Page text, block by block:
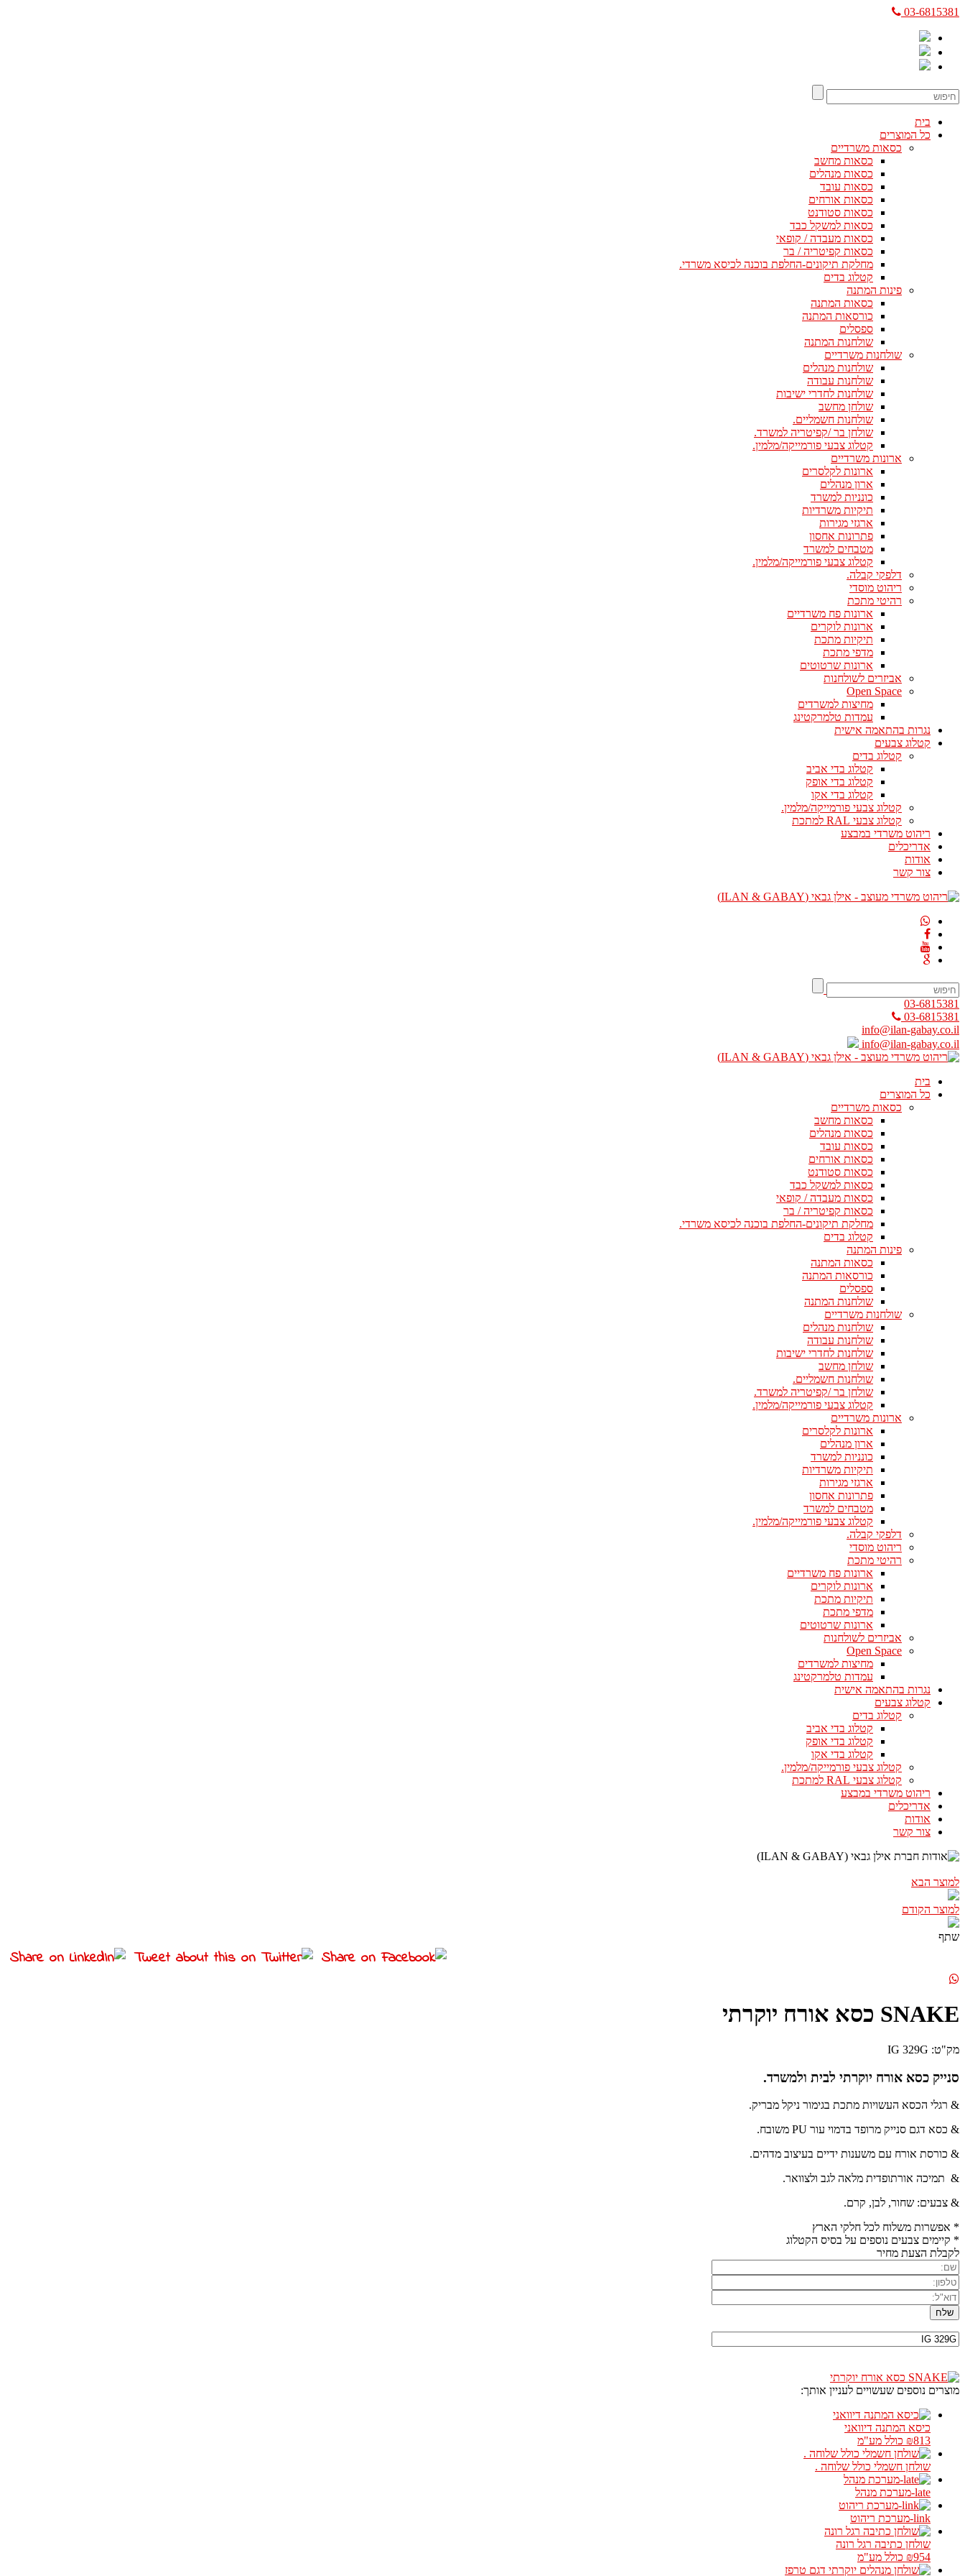
03-6815381
בית
כל המוצרים
כסאות משרדיים
כסאות מחשב
כסאות מנהלים
כסאות עובד
כסאות אורחים
כסאות סטודנט
כסאות למשקל כבד
כסאות מעבדה / קופאי
כסאות קפיטריה / בר
מחלקת תיקונים-החלפת בוכנה לכיסא משרדי.
קטלוג בדים
פינות המתנה
כסאות המתנה
כורסאות המתנה
ספסלים
שולחנות המתנה
שולחנות משרדיים
שולחנות מנהלים
שולחנות עבודה
שולחנות לחדרי ישיבות
שולחן מחשב
שולחנות חשמליים.
שולחן בר /קפיטריה למשרד.
קטלוג צבעי פורמייקה/מלמין.
ארונות משרדיים
ארונות לקלסרים
ארון מנהלים
כונניות למשרד
תיקיות משרדיות
ארגזי מגירות
פתרונות אחסון
מטבחים למשרד
קטלוג צבעי פורמייקה/מלמין.
דלפקי קבלה.
ריהוט מוסדי
רהיטי מתכת
ארונות פח משרדיים
ארונות לוקרים
תיקיות מתכת
מדפי מתכת
ארונות שרטוטים
אביזרים לשולחנות
Open Space
מחיצות למשרדים
עמדות טלמרקטינג
נגרות בהתאמה אישית
קטלוג צבעים
קטלוג בדים
קטלוג בדי אביב
קטלוג בדי אופק
קטלוג בדי אקו
קטלוג צבעי פורמייקה/מלמין.
קטלוג צבעי RAL למתכת
ריהוט משרדי במבצע
אדריכלים
אודות
צור קשר
03-6815381
03-6815381
info@ilan-gabay.co.il
info@ilan-gabay.co.il
בית
כל המוצרים
כסאות משרדיים
כסאות מחשב
כסאות מנהלים
כסאות עובד
כסאות אורחים
כסאות סטודנט
כסאות למשקל כבד
כסאות מעבדה / קופאי
כסאות קפיטריה / בר
מחלקת תיקונים-החלפת בוכנה לכיסא משרדי.
קטלוג בדים
פינות המתנה
כסאות המתנה
כורסאות המתנה
ספסלים
שולחנות המתנה
שולחנות משרדיים
שולחנות מנהלים
שולחנות עבודה
שולחנות לחדרי ישיבות
שולחן מחשב
שולחנות חשמליים.
שולחן בר /קפיטריה למשרד.
קטלוג צבעי פורמייקה/מלמין.
ארונות משרדיים
ארונות לקלסרים
ארון מנהלים
כונניות למשרד
תיקיות משרדיות
ארגזי מגירות
פתרונות אחסון
מטבחים למשרד
קטלוג צבעי פורמייקה/מלמין.
דלפקי קבלה.
ריהוט מוסדי
רהיטי מתכת
ארונות פח משרדיים
ארונות לוקרים
תיקיות מתכת
מדפי מתכת
ארונות שרטוטים
אביזרים לשולחנות
Open Space
מחיצות למשרדים
עמדות טלמרקטינג
נגרות בהתאמה אישית
קטלוג צבעים
קטלוג בדים
קטלוג בדי אביב
קטלוג בדי אופק
קטלוג בדי אקו
קטלוג צבעי פורמייקה/מלמין.
קטלוג צבעי RAL למתכת
ריהוט משרדי במבצע
אדריכלים
אודות
צור קשר
למוצר הבא
למוצר הקודם
שתף
SNAKE כסא אורח יוקרתי
מק"ט: IG 329G
סנייק כסא אורח יוקרתי לבית ולמשרד.
& רגלי הכסא העשויות מתכת בגימור ניקל מבריק.
& כסא דגם סנייק מרופד בדמוי עור PU משובח.
& כורסת אורח עם משענות ידיים בעיצוב מדהים.
& תמיכה אורתופדית מלאה לגב ולצוואר.
& צבעים: שחור, לבן, קרם.
* אפשרות משלוח לכל חלקי הארץ
* קיימים צבעים נוספים על בסיס הקטלוג
לקבלת הצעת מחיר
מוצרים נוספים שעשויים לעניין אותך:
כיסא המתנה דיוואני
₪813 כולל מע"מ
שולחן חשמלי כולל שלוחה .
late-מערכת מנהל
link-מערכת ריהוט
שולחן כתיבה רגל רונה
₪954 כולל מע"מ